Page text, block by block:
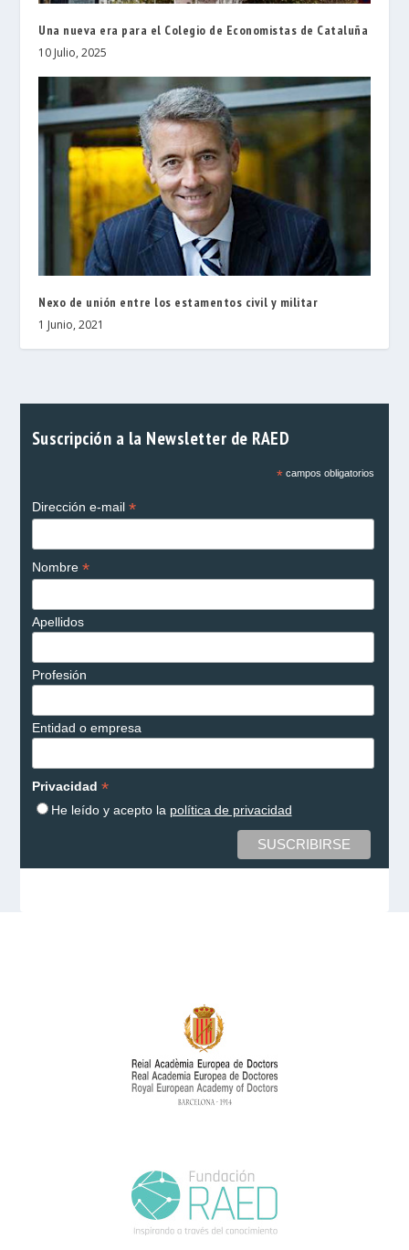
Una nueva era para el Colegio de Economistas de Cataluña
10 Julio, 2025
Nexo de unión entre los estamentos civil y militar
1 Junio, 2021
Suscripción a la Newsletter de RAED
*campos obligatorios
Dirección e-mail *
Nombre *
Apellidos
Profesión
Entidad o empresa
Privacidad *
He leído y acepto la política de privacidad